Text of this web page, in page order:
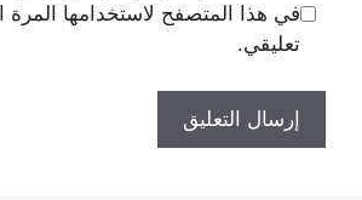
في هذا المتصفح لاستخدامها المرة
تعليقي.